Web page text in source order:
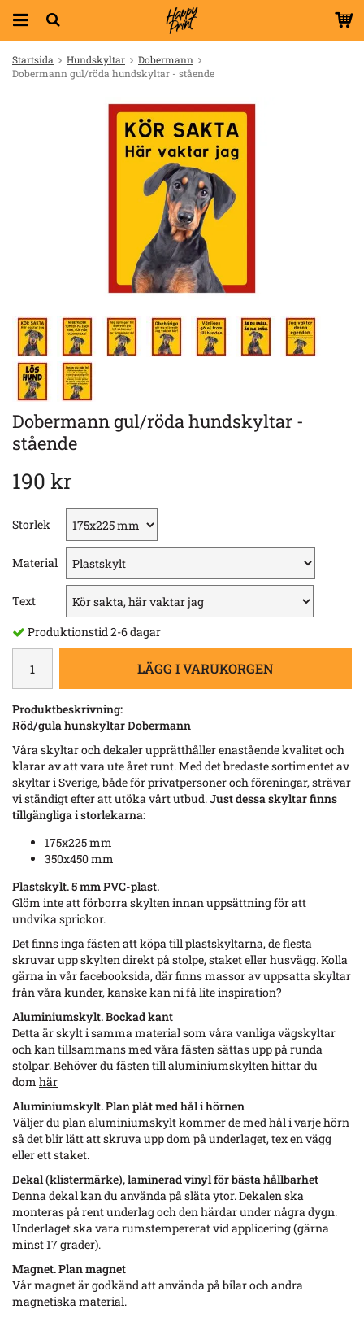
Startsida Hundskyltar
Dobermann
Dobermann gul/röda hundskyltar - stående
Dobermann gul/röda hundskyltar -
stående
190 kr
Storlek
Material
Text
Produktionstid 2-6 dagar
LÄGG I VARUKORGEN
Produktbeskrivning:
Röd/gula hunskyltar Dobermann
Våra skyltar och dekaler upprätthåller enastående kvalitet och
klarar av att vara ute året runt. Med det bredaste sortimentet av
skyltar i Sverige, både för privatpersoner och föreningar, strävar
vi ständigt efter att utöka vårt utbud.Just dessa skyltar finns
tillgängliga i storlekarna:
175x225 mm
350x450 mm
Plastskylt. 5 mm PVC-plast.
Glöm inte att förborra skylten innan uppsättning för att
undvika sprickor.
Det finns inga fästen att köpa till plastskyltarna, de flesta
skruvar upp skylten direkt på stolpe, staket eller husvägg. Kolla
gärna in vår facebooksida, där finns massor av uppsatta skyltar
från våra kunder, kanske kan ni få lite inspiration?
Aluminiumskylt. Bockad kant
Detta är skylt i samma material som våra vanliga vägskyltar
och kan tillsammans med våra fästen sättas upp på runda
stolpar. Behöver du fästen till aluminiumskylten hittar du
dom här
Aluminiumskylt. Plan plåt med hål i hörnen
Väljer du plan aluminiumskylt kommer de med hål i varje hörn
så det blir lätt att skruva upp dom på underlaget, tex en vägg
eller ett staket.
Dekal (klistermärke), laminerad vinyl för bästa hållbarhet
Denna dekal kan du använda på släta ytor. Dekalen ska
monteras på rent underlag och den härdar under några dygn.
Underlaget ska vara rumstempererat vid applicering (gärna
minst 17 grader).
Magnet. Plan magnet
Vår magnet är godkänd att använda på bilar och andra
magnetiska material.